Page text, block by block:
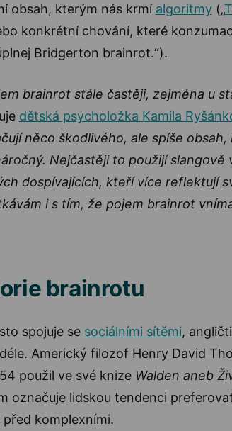
obsah, kterým nás krmí algoritmy(„
konkrétní chování, které
Bridgerton brainrot.“).
brainrot stále častěji, zejména u
dětská psycholožka Kamila
něco škodlivého, ale spíše obsah,
Nejčastěji to použijí slangově
dospívajících, kteří více reflektují
i s tím, že pojem brainrot
brainrotu
spojuje se sociálními sítěmi,
Americký filozof Henry David
použil ve své knize Walden aneb
označuje lidskou tendenci
komplexními.